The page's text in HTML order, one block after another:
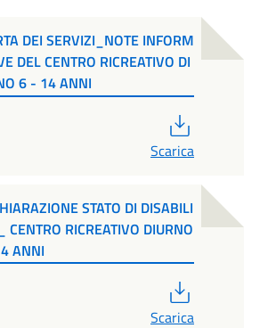
DEI SERVIZI_NOTE INFORM
DEL CENTRO RICREATIVO DI
6 - 14 ANNI
Scarica
STATO DI DISABILI
CENTRO RICREATIVO DIURNO
ANNI
Scarica